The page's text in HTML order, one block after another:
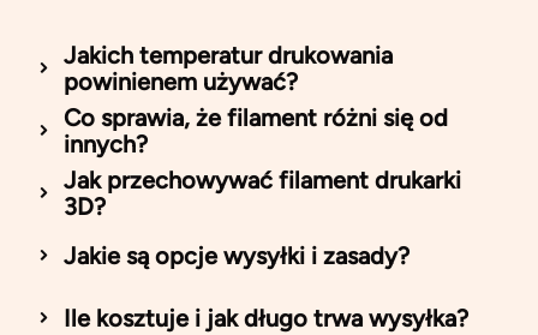
Jakich temperatur drukowania
powinienem używać?
Co sprawia, że filament różni się od
innych?
Jak przechowywać filament drukarki
3D?
Jakie są opcje wysyłki i zasady?
Ile kosztuje i jak długo trwa wysyłka?